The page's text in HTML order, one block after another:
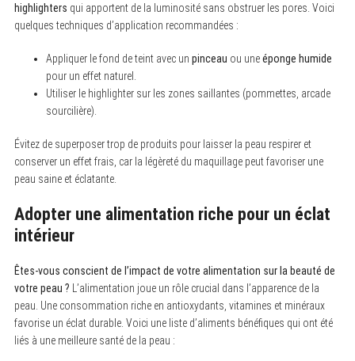
highlighters qui apportent de la luminosité sans obstruer les pores. Voici
quelques techniques d’application recommandées :
Appliquer le fond de teint avec un pinceau ou uneéponge humide
pour un effet naturel.
Utiliser le highlighter sur les zones saillantes (pommettes, arcade
sourcilière).
Évitez de superposer trop de produits pour laisser la peau respirer et
conserver un effet frais, car la légèreté du maquillage peut favoriser une
peau saine et éclatante.
Adopter une alimentation riche pour un éclat
intérieur
Êtes-vous conscient de l’impact de votre alimentation sur la beauté de
votre peau ? L’alimentation joue un rôle crucial dans l’apparence de la
peau. Une consommation riche en antioxydants, vitamines et minéraux
favorise un éclat durable. Voici une liste d’aliments bénéfiques qui ont été
liés à une meilleure santé de la peau :